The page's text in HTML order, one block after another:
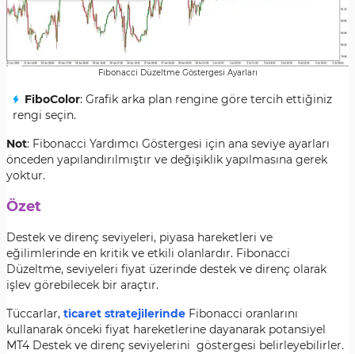
Fibonacci Düzeltme Göstergesi Ayarları
FiboColor: Grafik arka plan rengine göre tercih ettiğiniz
rengi seçin.
Not: Fibonacci Yardımcı Göstergesi için ana seviye ayarları
önceden yapılandırılmıştır ve değişiklik yapılmasına gerek
yoktur.
Özet
Destek ve direnç seviyeleri, piyasa hareketleri ve
eğilimlerinde en kritik ve etkili olanlardır. Fibonacci
Düzeltme, seviyeleri fiyat üzerinde destek ve direnç olarak
işlev görebilecek bir araçtır.
Tüccarlar, ticaret stratejilerinde Fibonacci oranlarını
kullanarak önceki fiyat hareketlerine dayanarak potansiyel
MT4 Destek ve direnç seviyelerini göstergesi belirleyebilirler.